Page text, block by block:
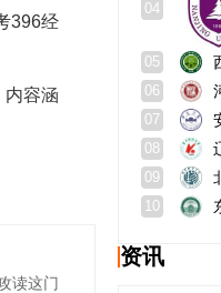
396经
内容涵
读这门
04
05
06
07
08
09
10
资讯